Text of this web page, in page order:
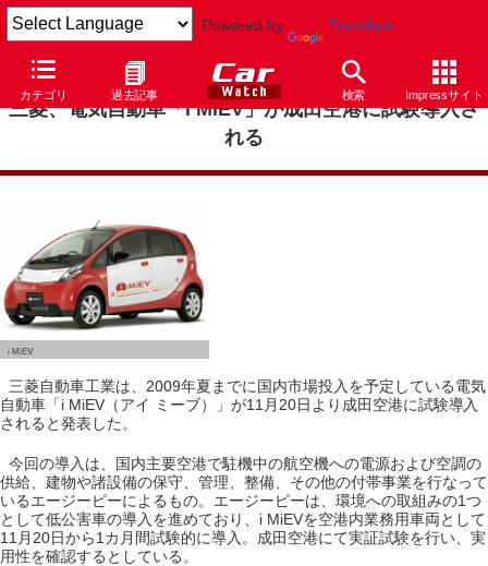
Powered by Translate
カテゴリ 過去記事 検索 Impressサイト
三菱、電気自動車「i MiEV」が成田空港に試験導入さ
れる
i MiEV
三菱自動車工業は、2009年夏までに国内市場投入を予定している電気
自動車「i MiEV（アイ ミーブ）」が11月20日より成田空港に試験導入
されると発表した。
今回の導入は、国内主要空港で駐機中の航空機への電源および空調の
供給、建物や諸設備の保守、管理、整備、その他の付帯事業を行なって
いるエージーピーによるもの。エージーピーは、環境への取組みの1つ
として低公害車の導入を進めており、i MiEVを空港内業務用車両として
11月20日から1カ月間試験的に導入。成田空港にて実証試験を行い、実
用性を確認するとしている。